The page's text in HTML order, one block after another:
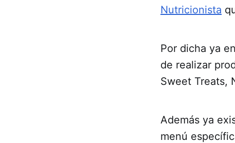
Nutricionista
Por dicha ya
de realizar
Sweet Treats,
Además ya
menú